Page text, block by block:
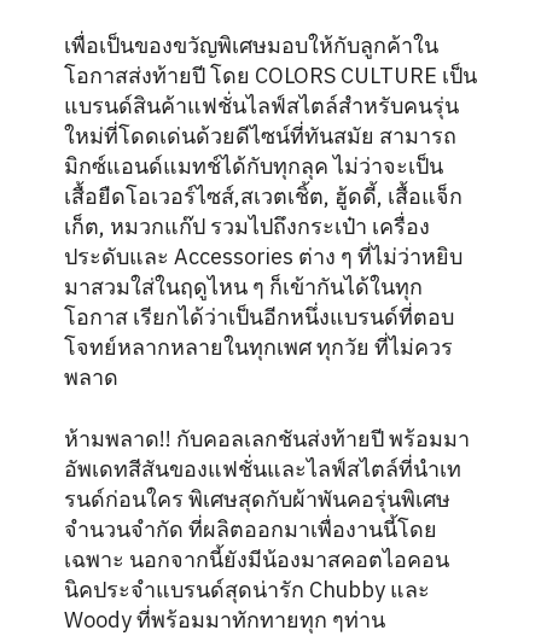
เพื่อเป็นของขวัญพิเศษมอบให้กับลูกค้าใน
โอกาสส่งท้ายปี โดย COLORS CULTURE เป็น
แบรนด์สินค้าแฟชั่นไลฟ์สไตล์สำหรับคนรุ่น
ใหม่ที่โดดเด่นด้วยดีไซน์ที่ทันสมัย สามารถ
มิกซ์แอนด์แมทช์ได้กับทุกลุค ไม่ว่าจะเป็น
เสื้อยืดโอเวอร์ไซส์,สเวตเชิ้ต, ฮู้ดดี้, เสื้อแจ็ก
เก็ต, หมวกแก๊ป รวมไปถึงกระเป๋า เครื่อง
ประดับและ Accessories ต่าง ๆ ที่ไม่ว่าหยิบ
มาสวมใส่ในฤดูไหน ๆ ก็เข้ากันได้ในทุก
โอกาส เรียกได้ว่าเป็นอีกหนึ่งแบรนด์ที่ตอบ
โจทย์หลากหลายในทุกเพศ ทุกวัย ที่ไม่ควร
พลาด
ห้ามพลาด!! กับคอลเลกชันส่งท้ายปี พร้อมมา
อัพเดทสีสันของแฟชั่นและไลฟ์สไตล์ที่นำเท
รนด์ก่อนใคร พิเศษสุดกับผ้าพันคอรุ่นพิเศษ
จำนวนจำกัด ที่ผลิตออกมาเพื่องานนี้โดย
เฉพาะ นอกจากนี้ยังมีน้องมาสคอตไอคอน
นิคประจำแบรนด์สุดน่ารัก Chubby และ
Woody ที่พร้อมมาทักทายทุก ๆท่าน